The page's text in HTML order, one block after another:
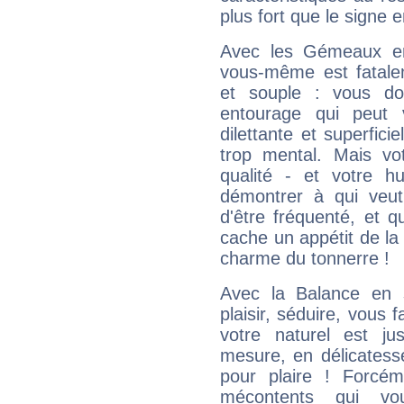
plus fort que le signe
Avec les Gémeaux
vous-même est
et souple : vous
entourage qui
dilettante et
trop mental. Mais
qualité - et votre
démontrer à qui
d'être fréquenté, et
cache un appétit de
charme du tonnerre !
Avec la Balance en
plaisir, séduire, vous
votre naturel est
mesure, en
pour plaire !
mécontents qui